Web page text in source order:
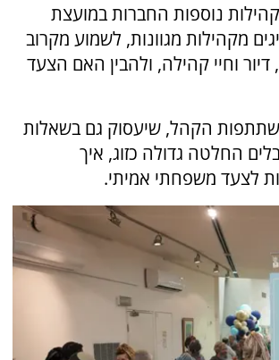
קהילות נוספות החברות במועצת
מקהילות מגוונות, לשמוע מקרוב
וחיי קהילה, ולהבין האם הצעד
בהשתתפות הקהל, שיעסוק גם בשאלות
החלטה גדולה כזוג, איך
לצעד משפחתי אמיתי.